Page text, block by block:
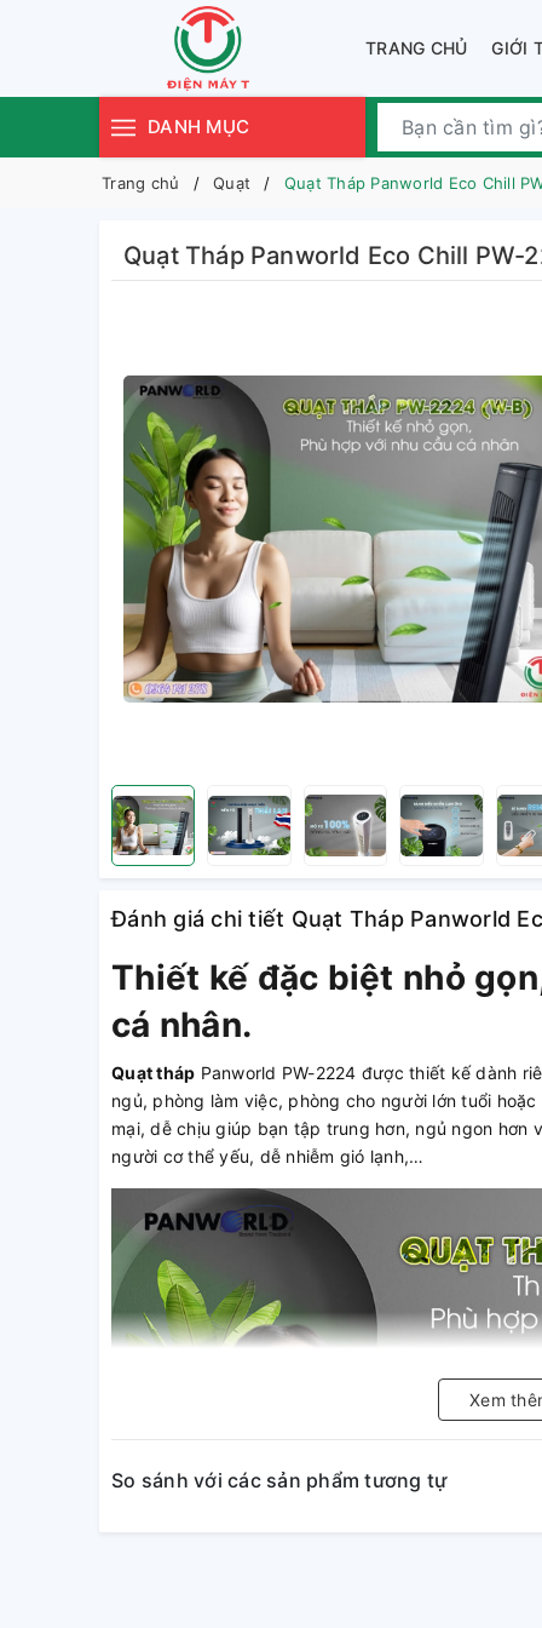
TRANG CHỦ GIỚI
DANH MỤC
Trang chủ Quạt Quạt Tháp Panworld Eco Chill
Quạt Tháp Panworld Eco Chill PW-
Đánh giá chi tiết Quạt Tháp Panworld
Thiết kế đặc biệt nhỏ
cá nhân.
Quạt tháp Panworld PW-2224 được thiết kế dành
ngủ, phòng làm việc, phòng cho người lớn tuổi
mại, dễ chịu giúp bạn tập trung hơn, ngủ ngon hơn
người cơ thể yếu, dễ nhiễm gió lạnh,…
Xem
So sánh với các sản phẩm tương tự